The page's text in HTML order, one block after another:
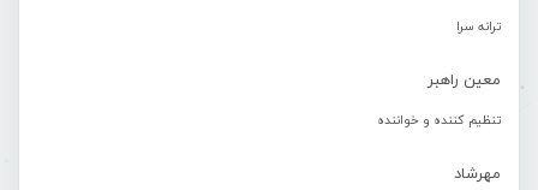
ترانه سرا
معین راهبر
تنظیم کننده و خواننده
مهرشاد